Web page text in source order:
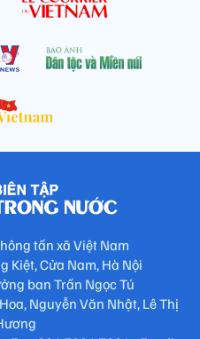
tấn xã Việt Nam
Kiệt, Cửa Nam, Hà Nội
ban Trần Ngọc Tú
Nguyễn Văn Nhật, Lê Thị